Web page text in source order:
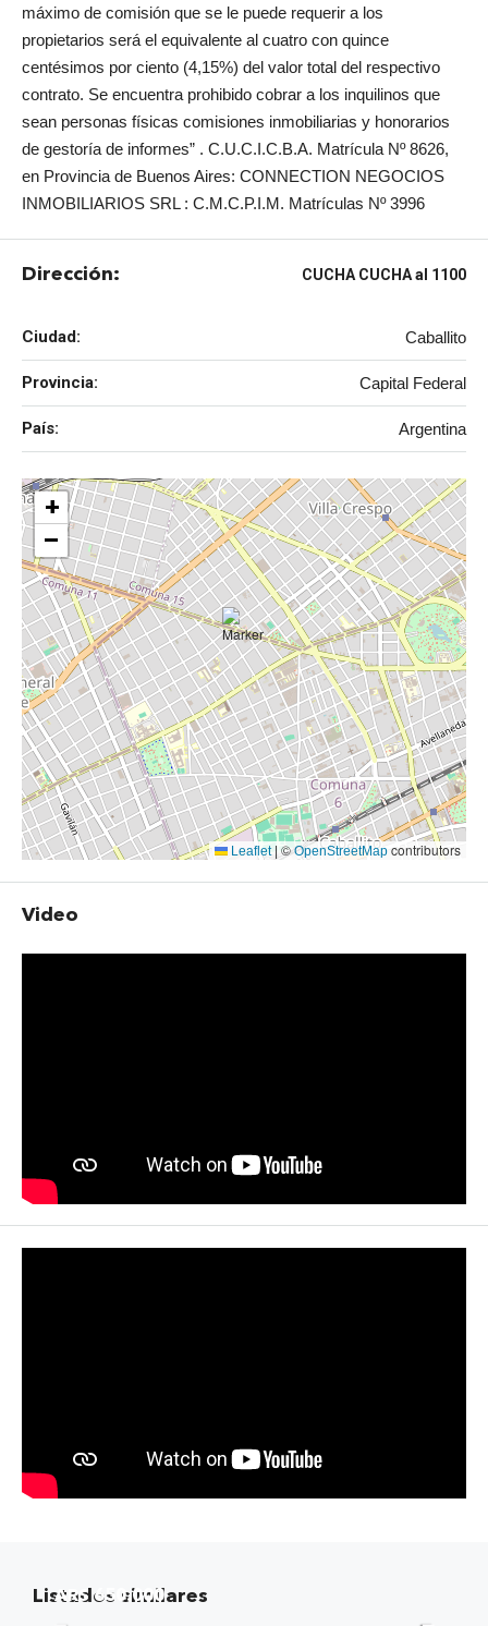
máximo de comisión que se le puede requerir a los
propietarios será el equivalente al cuatro con quince
centésimos por ciento (4,15%) del valor total del respectivo
contrato. Se encuentra prohibido cobrar a los inquilinos que
sean personas físicas comisiones inmobiliarias y honorarios
de gestoría de informes” . C.U.C.I.C.B.A. Matrícula Nº 8626,
en Provincia de Buenos Aires: CONNECTION NEGOCIOS
INMOBILIARIOS SRL : C.M.C.P.I.M. Matrículas Nº 3996
Dirección: CUCHA CUCHA al 1100
Ciudad: Caballito
Provincia: Capital Federal
País: Argentina
+
−
Leaflet | ©OpenStreetMap contributors
Video
Listados similares
ARS 650.000